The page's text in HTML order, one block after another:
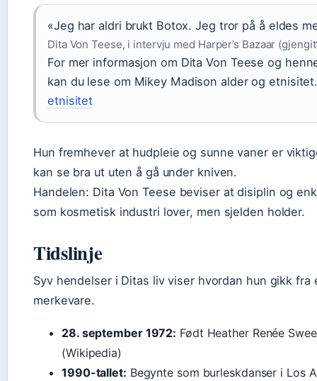
«Jeg har aldri brukt Botox. Jeg tror på å eldes
Dita Von Teese, i intervju med Harper’s Bazaar
For mer informasjon om Dita Von Teese og
kan du lese om Mikey Madison alder og
etnisitet
Hun fremhever at hudpleie og sunne vaner er
kan se bra ut uten å gå under kniven.
Handelen: Dita Von Teese beviser at disiplin og
som kosmetisk industri lover, men sjelden holder.
Tidslinje
Syv hendelser i Ditas liv viser hvordan hun gikk
merkevare.
28. september 1972: Født Heather Renée
(Wikipedia)
1990-tallet: Begynte som burleskdanser i Los